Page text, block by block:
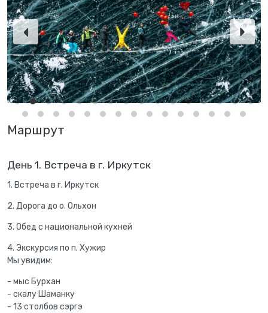
Маршрут
День 1. Встреча в г. Иркутск
1. Встреча в г. Иркутск
2. Дорога до о. Ольхон
3. Обед с национальной кухней
4. Экскурсия по п. Хужир
Мы увидим:
- мыс Бурхан
- скалу Шаманку
- 13 столбов сэргэ